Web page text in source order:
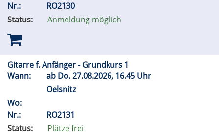
Nr.:
RO2130
Status:
Anmeldung möglich
Gitarre f. Anfänger - Grundkurs 1
Wann:
ab Do.27.08.2026, 16.45 Uhr
Oelsnitz
Wo:
Nr.:
RO2131
Status:
Plätze frei